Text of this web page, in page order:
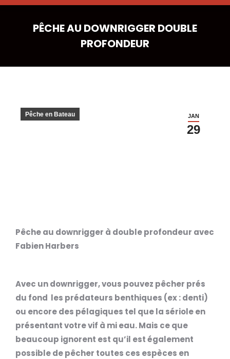
PÊCHE AU DOWNRIGGER DOUBLE
PROFONDEUR
JAN
29
Pêche en Bateau
Pêche au downrigger à double profondeur avec
Fabien Harbers
Avec un downrigger, vous pouvez pêcher prés
du fond les prédateurs benthiques (ex : denti)
ou encore des pélagiques tel que la sériole en
présentant votre vif à mi eau. Mais ce que
beaucoup ignorent est qu’il est également
possible de pêcher toutes ces espèces en